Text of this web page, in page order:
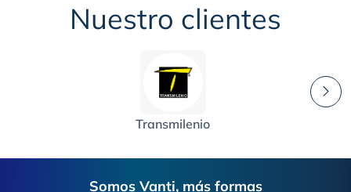
Nuestro clientes
Transmilenio
Somos Vanti, más formas